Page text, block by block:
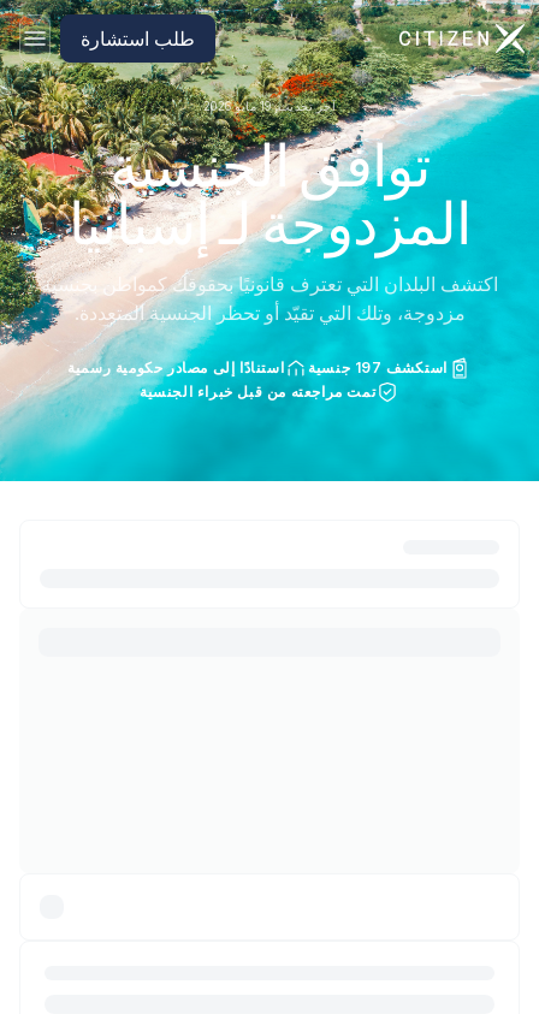
الانتقال إلى الصفحة الرئيسية لـ CitizenX طلب استشارة
آخر تحديث: 19 مايو 2026
توافق الجنسية
المزدوجة لـ إسبانيا
اكتشف البلدان التي تعترف قانونيًا بحقوقك كمواطن بجنسية
مزدوجة، وتلك التي تقيّد أو تحظر الجنسية المتعددة.
استكشف 197 جنسية
استنادًا إلى مصادر حكومية رسمية
تمت مراجعته من قبل خبراء الجنسية